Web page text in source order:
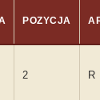
POZYCJA
2 R